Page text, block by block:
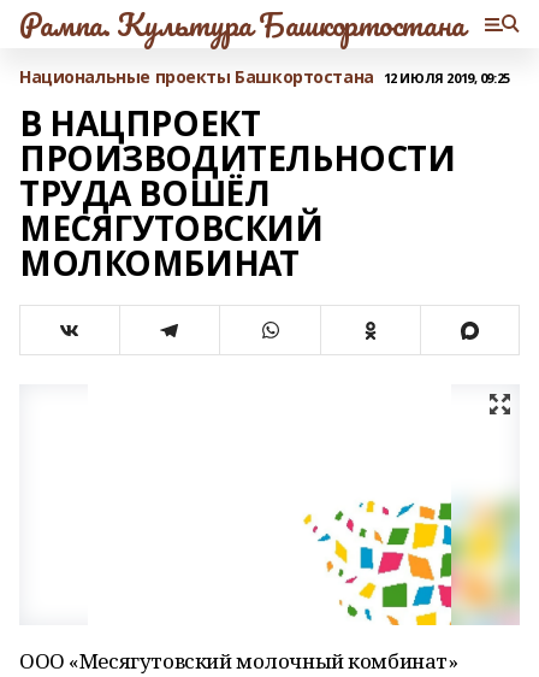
Рампа. Культура Башкортостана
Национальные проекты Башкортостана 12 ИЮЛЯ 2019, 09:25
В НАЦПРОЕКТ
ПРОИЗВОДИТЕЛЬНОСТИ
ТРУДА ВОШЁЛ
МЕСЯГУТОВСКИЙ
МОЛКОМБИНАТ
ООО «Месягутовский молочный комбинат»